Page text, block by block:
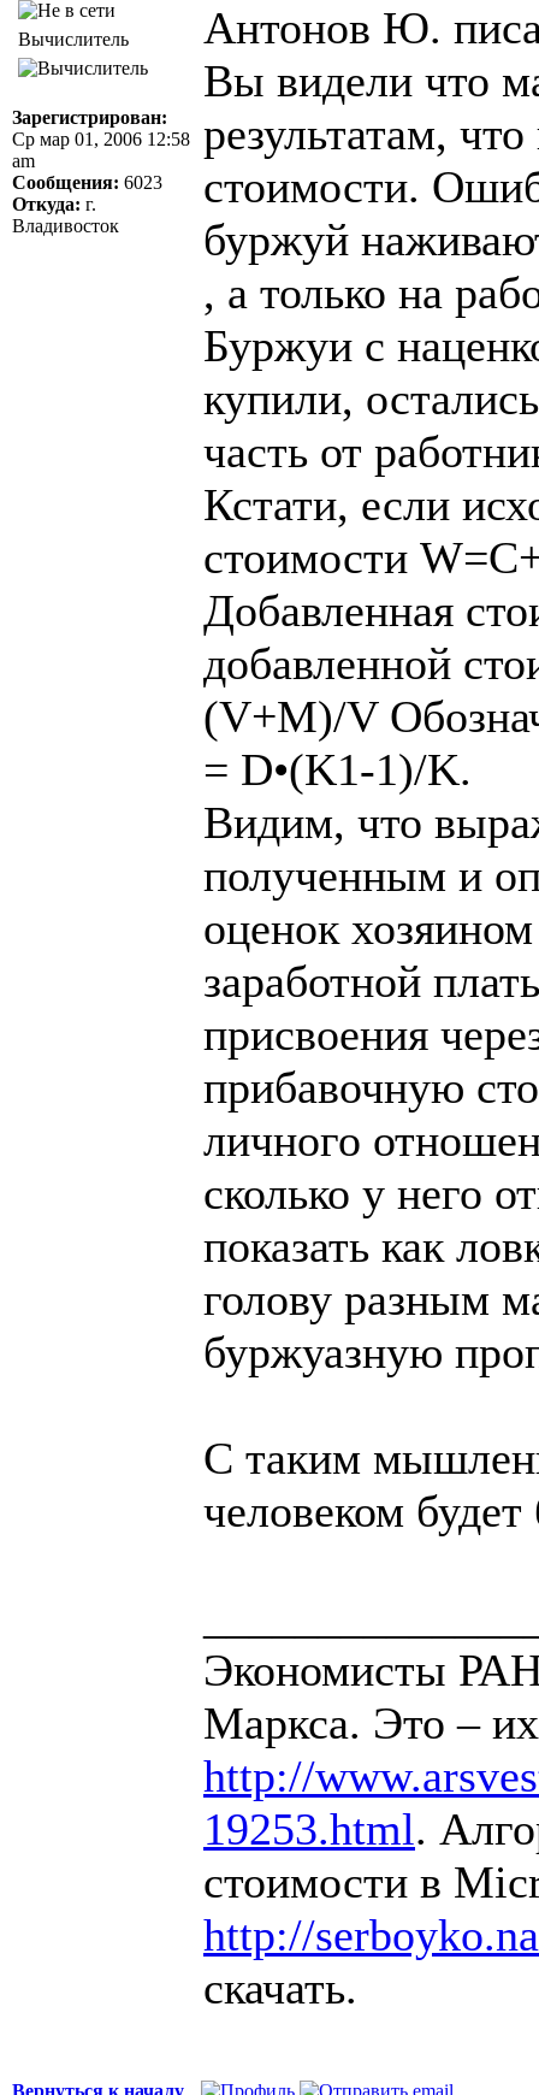
Вычислитель
Зарегистрирован:
Ср мар 01, 2006 12:58
am
Сообщения: 6023
Откуда: г.
Владивосток
Антонов Ю.
Вы видели что
результатам,
стоимости.
буржуй
, а только на
Буржуи с
купили,
часть от
Кстати, если
стоимости
Добавленная
добавленной
(V+M)/V
= D•(K1-1)/K.
Видим, что
полученным и
оценок
заработной
присвоения
прибавочную
личного
сколько у него
показать как
голову разным
буржуазную
С таким
человеком
Экономисты
Маркса. Это –
http://
19253.html.
стоимости в
http://
скачать.
Вернуться к началу